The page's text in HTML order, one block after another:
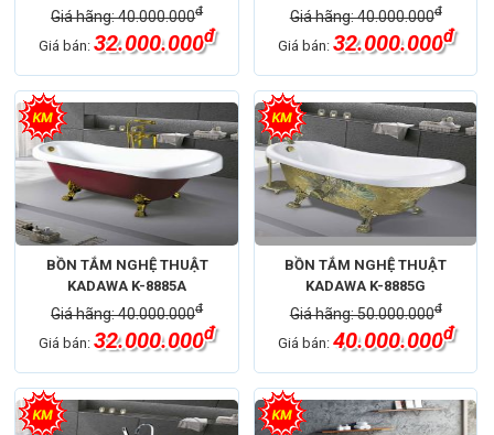
Giá hãng: 40.000.000đ
Giá bán:32.000.000đ
Giá hãng: 40.000.000đ
Giá bán: 32.000.000đ
BỒN TẮM NGHỆ THUẬT
KADAWA K-8885A
Giá hãng: 40.000.000đ
Giá bán:32.000.000đ
BỒN TẮM NGHỆ THUẬT
KADAWA K-8885G
Giá hãng: 50.000.000đ
Giá bán: 40.000.000đ